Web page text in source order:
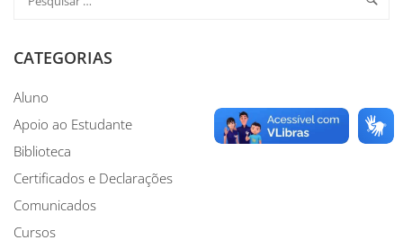
CATEGORIAS
Aluno
Apoio ao Estudante
Biblioteca
Certificados e Declarações
Comunicados
Cursos